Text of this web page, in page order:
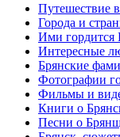
Путешествие
Города и
Ими гордится
Интересные
Брянские
Фотографии
Фильмы и
Книги о
Песни о